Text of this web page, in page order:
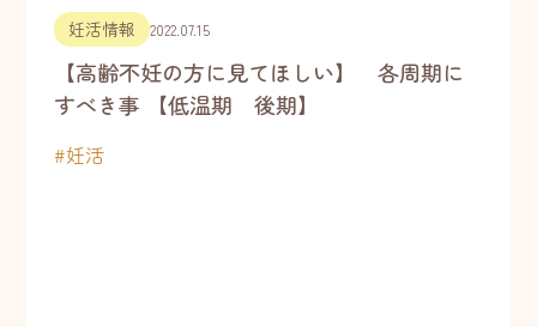
妊活情報 2022.07.15
【高齢不妊の方に見てほしい】 各周期に
すべき事 【低温期 後期】
#妊活